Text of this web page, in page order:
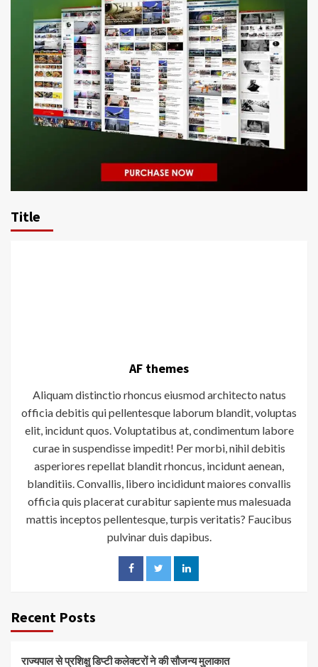
Title
AF themes
Aliquam distinctio rhoncus eiusmod architecto natus
officia debitis qui pellentesque laborum blandit, voluptas
elit, incidunt quos. Voluptatibus at, condimentum labore
curae in suspendisse impedit! Per morbi, nihil debitis
asperiores repellat blandit rhoncus, incidunt aenean,
blanditiis. Convallis, libero incididunt maiores convallis
officia quis placerat curabitur sapiente mus malesuada
mattis inceptos pellentesque, turpis veritatis? Faucibus
pulvinar duis dapibus.
Recent Posts
राज्यपाल से प्रशिक्षु डिप्टी कलेक्टरों ने की सौजन्य मुलाकात